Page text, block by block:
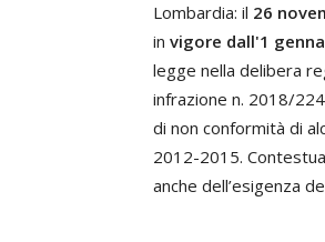
Lombardia: il 26
in vigore dall'1
legge nella delibera
infrazione n. 2018/
di non conformità di
2012-2015.
anche dell’esigenza